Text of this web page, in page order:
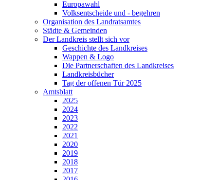
Europawahl
Volksentscheide und - begehren
Organisation des Landratsamtes
Städte & Gemeinden
Der Landkreis stellt sich vor
Geschichte des Landkreises
Wappen & Logo
Die Partnerschaften des Landkreises
Landkreisbücher
Tag der offenen Tür 2025
Amtsblatt
2025
2024
2023
2022
2021
2020
2019
2018
2017